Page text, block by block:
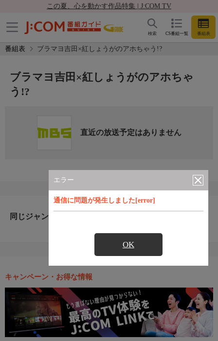
この夏、心を動かす作品特集 | J:COM TV
CS番組一覧 番組表
検索
番組表 ブラマヨ吉田×紅しょうがのアホちゃう!?
エラー
通信に問題が発生しました[error]
OK
ブラマヨ吉田×紅しょうがのアホちゃ
う!?
直近の放送予定はありません
同じジャンルのおすすめ番組
キャンペーン・お得な情報